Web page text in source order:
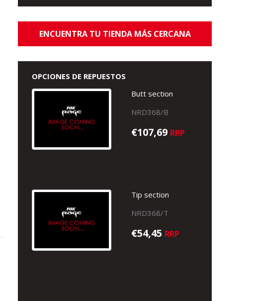
ENCUENTRA TU TIENDA MÁS CERCANA
OPCIONES DE REPUESTOS
Butt section
NRD368/B
€107,69 RRP
Tip section
NRD368/T
€54,45 RRP